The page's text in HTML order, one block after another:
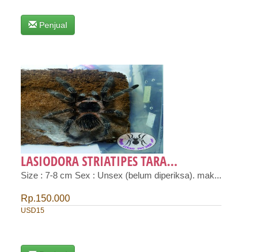
Penjual
LASIODORA STRIATIPES TARA...
Size : 7-8 cm Sex : Unsex (belum diperiksa). mak...
Rp.150.000
USD15